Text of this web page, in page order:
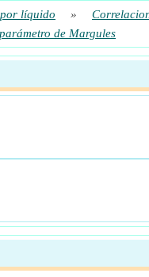
líquido »
de Margules